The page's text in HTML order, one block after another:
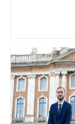
Vous pensiez
voiture ? La
reculent – ici.fr